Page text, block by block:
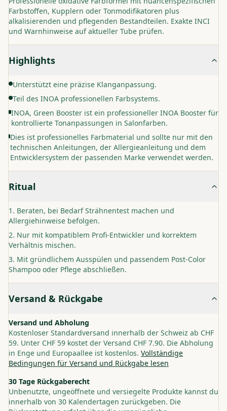
Farbstoffen, Kupplern oder Tonmodifikatoren plus
alkalisierenden und pflegenden Bestandteilen. Exakte INCI
und Warnhinweise auf aktueller Tube prüfen.
Highlights
Unterstützt eine präzise Klanganpassung.
Teil des INOA professionellen Farbsystems.
INOA, Green Booster ist ein professioneller INOA Booster für
kontrollierte Tonanpassungen in Salonfarben.
Dies ist professionelles Farbmaterial und sollte nur mit den
technischen Anleitungen, der Allergieanleitung und dem
Entwicklersystem der passenden Marke verwendet werden.
Ritual
Beraten, bei Bedarf Strähnentest machen und
Allergiehinweise befolgen.
Nur mit kompatiblem Profi-Entwickler und korrektem
Verhältnis mischen.
Mit gründlichem Ausspülen und passendem Post-Color
Shampoo oder Pflege abschließen.
Versand & Rückgabe
Versand und Abholung
Kostenloser Standardversand innerhalb der Schweiz ab CHF
59. Unter CHF 59 kostet der Versand CHF 7.90. Die Abholung
in Enge und Europaallee ist kostenlos. Vollständige
Bedingungen für Versand und Rückgabe lesen
30 Tage Rückgaberecht
Unbenutzte, ungeöffnete und versiegelte Produkte kannst du
innerhalb von 30 Kalendertagen zurückgeben. Die